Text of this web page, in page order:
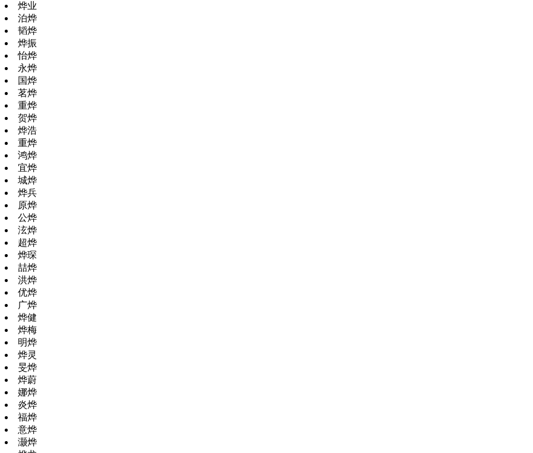
烨业
泊烨
韬烨
烨振
怡烨
永烨
国烨
茗烨
重烨
贺烨
烨浩
重烨
鸿烨
宜烨
城烨
烨兵
原烨
公烨
泫烨
超烨
烨琛
喆烨
洪烨
优烨
广烨
烨健
烨梅
明烨
烨灵
旻烨
烨蔚
娜烨
炎烨
福烨
意烨
灏烨